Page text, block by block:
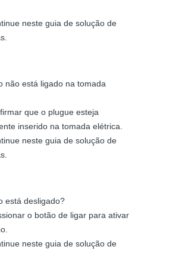
neste guia de solução de
não está ligado na tomada
que o plugue esteja
inserido na tomada elétrica.
neste guia de solução de
está desligado?
o botão de ligar para ativar
neste guia de solução de